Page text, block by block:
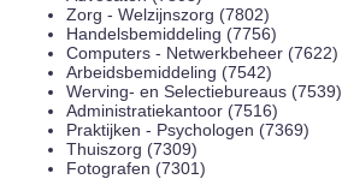
Zorg - Welzijnszorg (7802)
Handelsbemiddeling (7756)
Computers - Netwerkbeheer (7622)
Arbeidsbemiddeling (7542)
Werving- en Selectiebureaus (7539)
Administratiekantoor (7516)
Praktijken - Psychologen (7369)
Thuiszorg (7309)
Fotografen (7301)